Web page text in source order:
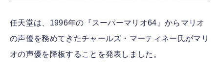
任天堂は、1996年の『スーパーマリオ64』からマリオ
の声優を務めてきたチャールズ・マーティネー氏がマリ
オの声優を降板することを発表しました。